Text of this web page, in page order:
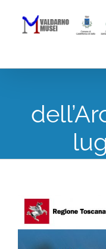
content
View
Larger
Image